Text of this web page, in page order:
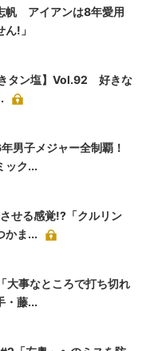
帆 アイアンは8年愛用
ん!」
きタン塩】Vol.92 好きな
男子メジャー全制覇！
ック...
せる感覚!?「クルリン
かま...
大事なところで打ち切れ
・藤...